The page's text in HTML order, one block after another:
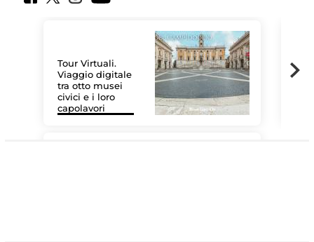
Tour Virtuali.
Viaggio digitale
tra otto musei
civici e i loro
capolavori